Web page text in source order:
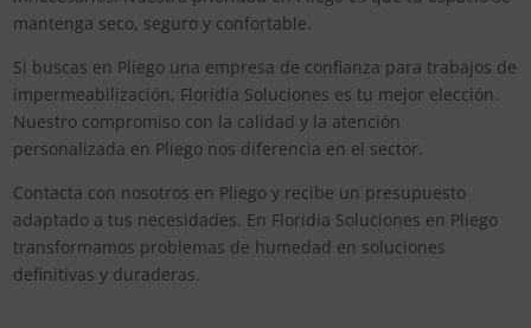
mantenga seco, seguro y confortable.
Si buscas en Pliego una empresa de confianza para trabajos de
impermeabilización, Floridia Soluciones es tu mejor elección.
Nuestro compromiso con la calidad y la atención
personalizada en Pliego nos diferencia en el sector.
Contacta con nosotros en Pliego y recibe un presupuesto
adaptado a tus necesidades. En Floridia Soluciones en Pliego
transformamos problemas de humedad en soluciones
definitivas y duraderas.